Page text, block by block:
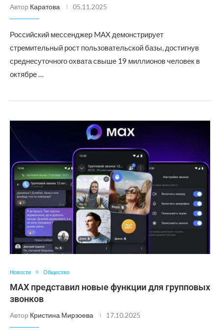
Автор Каратова 05.11.2025
Российский мессенджер MAX демонстрирует
стремительный рост пользовательской базы, достигнув
среднесуточного охвата свыше 19 миллионов человек в
октябре …
Новости Общество
MAX представил новые функции для групповых
звонков
Автор Кристина Мирзоева 17.10.2025